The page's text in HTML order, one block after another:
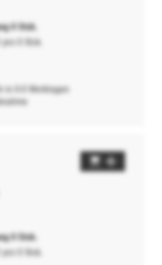
0 Stck.
pro 0 Stck.
in 0-0 Werktagen
0 Stck.
pro 0 Stck.